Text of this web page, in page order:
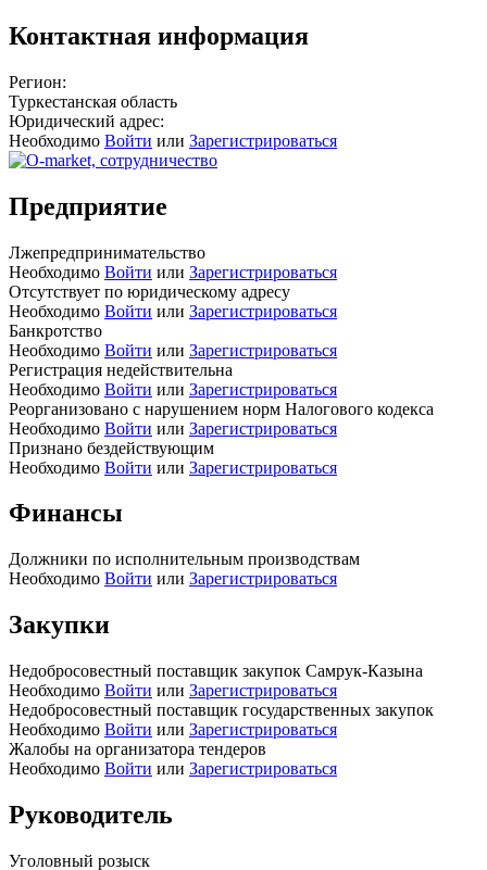
Контактная информация
Регион:
Туркестанская область
Юридический адрес:
Необходимо Войти или Зарегистрироваться
Предприятие
Лжепредпринимательство
Необходимо Войти или Зарегистрироваться
Отсутствует по юридическому адресу
Необходимо Войти или Зарегистрироваться
Банкротство
Необходимо Войти или Зарегистрироваться
Регистрация недействительна
Необходимо Войти или Зарегистрироваться
Реорганизовано с нарушением норм Налогового кодекса
Необходимо Войти или Зарегистрироваться
Признано бездействующим
Необходимо Войти или Зарегистрироваться
Финансы
Должники по исполнительным производствам
Необходимо Войти или Зарегистрироваться
Закупки
Недобросовестный поставщик закупок Самрук-Казына
Необходимо Войти или Зарегистрироваться
Недобросовестный поставщик государственных закупок
Необходимо Войти или Зарегистрироваться
Жалобы на организатора тендеров
Необходимо Войти или Зарегистрироваться
Руководитель
Уголовный розыск